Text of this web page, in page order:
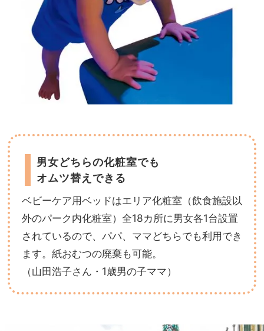
男女どちらの化粧室でも
オムツ替えできる
ベビーケア用ベッドはエリア化粧室（飲食施設以
外のパーク内化粧室）全18カ所に男女各1台設置
されているので、パパ、ママどちらでも利用でき
ます。紙おむつの廃棄も可能。
（山田浩子さん・1歳男の子ママ）